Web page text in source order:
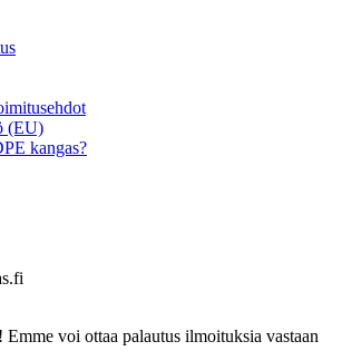
(EU)
kangas?
voi ottaa palautus ilmoituksia vastaan